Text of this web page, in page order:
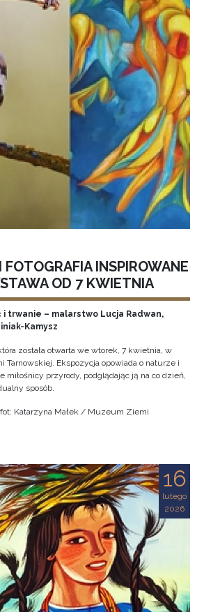
INSPIROWANE
OD 7 KWIETNIA
i trwanie – malarstwo Lucja Radwan,
Kamysz
została otwarta we wtorek, 7 kwietnia, w
Ekspozycja opowiada o naturze i
miłośnicy przyrody, podglądając ją na co dzień,
sposób.
Katarzyna Małek / Muzeum Ziemi
16
lutego
2026